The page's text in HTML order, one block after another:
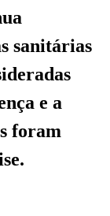
sanitárias
e a
foram